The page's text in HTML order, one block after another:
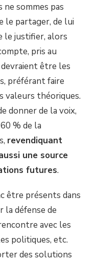
ne sommes pas
le partager, de lui
le justifier, alors
pris au
être les
préférant faire
valeurs théoriques.
donner de la voix,
% de la
revendiquant
une source
futures.
être présents dans
la défense de
avec les
politiques, etc.
des solutions